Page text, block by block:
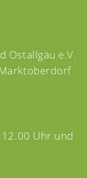
Ostallgäu e.V.
Uhr und